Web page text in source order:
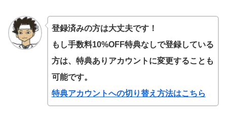
登録済みの方は大丈夫です！
もし手数料10%OFF特典なしで登録している
方は、特典ありアカウントに変更することも
可能です。
特典アカウントへの切り替え方法はこちら